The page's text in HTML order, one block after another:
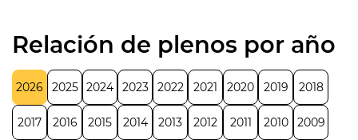
Relación de plenos por año
2026 2025 2024 2023 2022 2021 2020 2019 2018
2017 2016 2015 2014 2013 2012 2011 2010 2009